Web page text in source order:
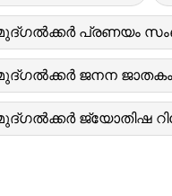
പ്രണയം
ജനന ജാതകം/
ജ്യോതിഷ